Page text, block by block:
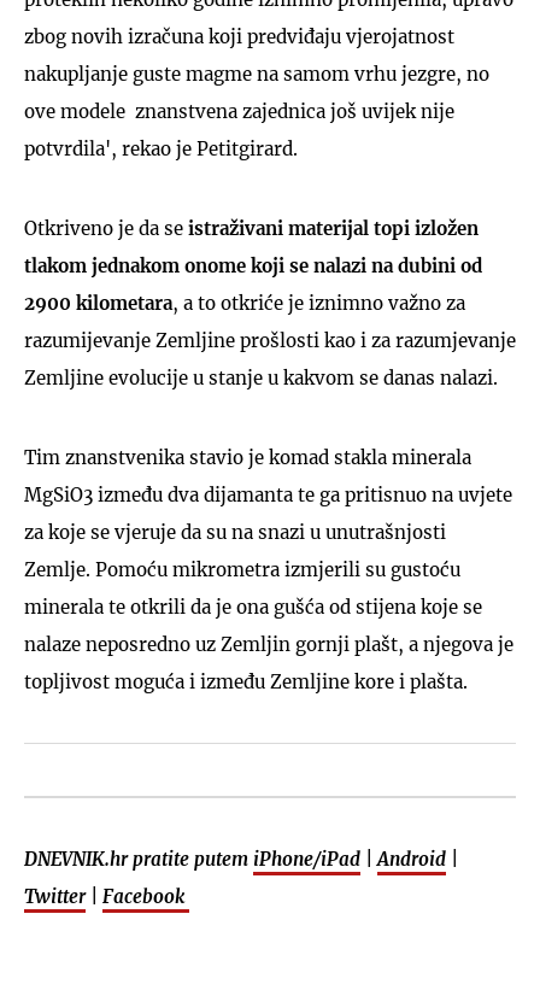
zbog novih izračuna koji predviđaju vjerojatnost
nakupljanje guste magme na samom vrhu jezgre, no
ove modele znanstvena zajednica još uvijek nije
potvrdila', rekao je Petitgirard.
Otkriveno je da se istraživani materijal topi izložen
tlakom jednakom onome koji se nalazi na dubini od
2900 kilometara, a to otkriće je iznimno važno za
razumijevanje Zemljine prošlosti kao i za razumjevanje
Zemljine evolucije u stanje u kakvom se danas nalazi.
Tim znanstvenika stavio je komad stakla minerala
MgSiO3 između dva dijamanta te ga pritisnuo na uvjete
za koje se vjeruje da su na snazi u unutrašnjosti
Zemlje. Pomoću mikrometra izmjerili su gustoću
minerala te otkrili da je ona gušća od stijena koje se
nalaze neposredno uz Zemljin gornji plašt, a njegova je
topljivost moguća i između Zemljine kore i plašta.
DNEVNIK.hr pratite putem iPhone/iPad Android
Twitter| Facebook